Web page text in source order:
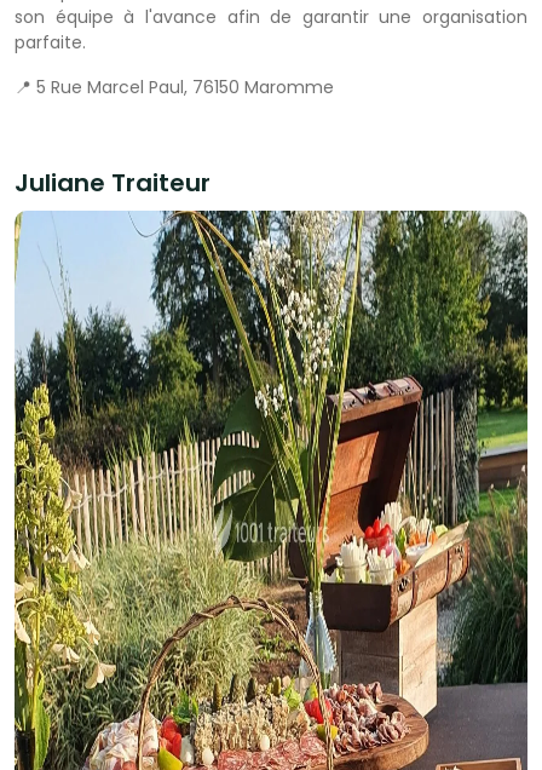
son équipe à l'avance afin de garantir une organisation
parfaite.
📍 5 Rue Marcel Paul, 76150 Maromme
Juliane Traiteur